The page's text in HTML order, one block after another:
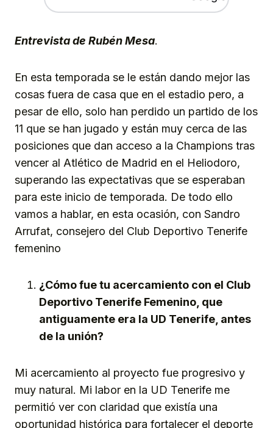
Entrevista de Rubén Mesa.
En esta temporada se le están dando mejor las
cosas fuera de casa que en el estadio pero, a
pesar de ello, solo han perdido un partido de los
11 que se han jugado y están muy cerca de las
posiciones que dan acceso a la Champions tras
vencer al Atlético de Madrid en el Heliodoro,
superando las expectativas que se esperaban
para este inicio de temporada. De todo ello
vamos a hablar, en esta ocasión, con Sandro
Arrufat, consejero del Club Deportivo Tenerife
femenino
¿Cómo fue tu acercamiento con el Club
Deportivo Tenerife Femenino, que
antiguamente era la UD Tenerife, antes
de la unión?
Mi acercamiento al proyecto fue progresivo y
muy natural. Mi labor en la UD Tenerife me
permitió ver con claridad que existía una
oportunidad histórica para fortalecer el deporte